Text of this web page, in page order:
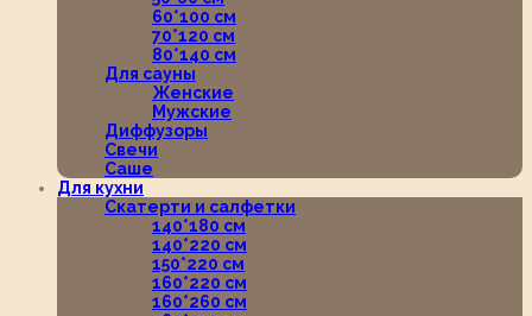
60*100 см
70*120 см
80*140 см
Для сауны
Женские
Мужские
Диффузоры
Свечи
Саше
Для кухни
Скатерти и салфетки
140*180 см
140*220 см
150*220 см
160*220 см
160*260 см